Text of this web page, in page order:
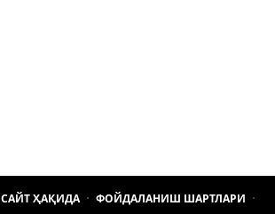
САЙТ ҲАҚИДА
ФОЙДАЛАНИШ ШАРТЛАРИ